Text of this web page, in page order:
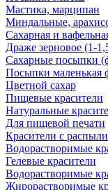
Мастика, марципан
Миндальные,
Сахарная и
Драже зерновое (1-
Сахарные посыпки
Посыпки маленькая
Цветной сахар
Пищевые красители
Натуральные
Для пищевой печати
Красители с
Водорастворимые
Гелевые красители
Водорастворимые
Жирорастворимые